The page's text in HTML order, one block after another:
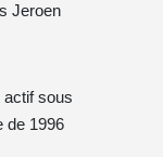
Jeroen
actif sous
de 1996